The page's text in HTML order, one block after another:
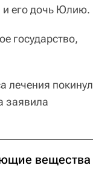
и его дочь Юлию.
государство,
лечения покинул
заявила
вещества